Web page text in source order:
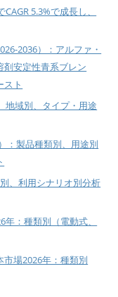
5.3%で成長し、
2036）：アルファ・
剤安定性青系ブレン
スト
地域別、タイプ・用途
：製品種類別、用途別
、利用シナリオ別分析
：種類別（電動式、
場2026年：種類別